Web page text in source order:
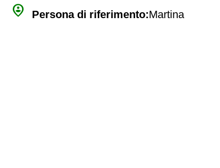
person_pin_circle Persona di riferimento:Martina